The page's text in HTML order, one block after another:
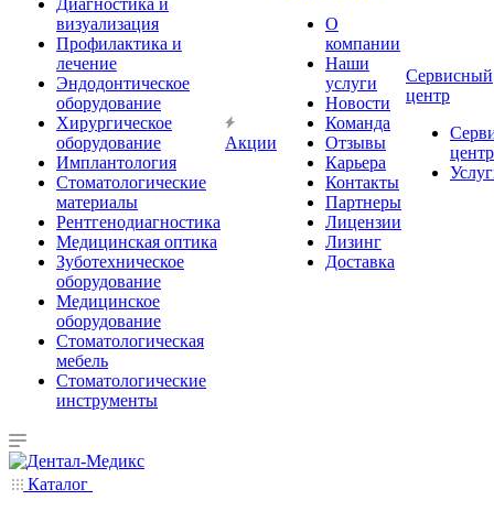
Диагностика и
визуализация
Профилактика и
лечение
Эндодонтическое
оборудование
Хирургическое
оборудование
Имплантология
Стоматологические
материалы
Рентгенодиагностика
Медицинская оптика
Зуботехническое
оборудование
Медицинское
оборудование
Стоматологическая
мебель
Стоматологические
инструменты
Акции
О
компании
Наши
услуги
Новости
Команда
Отзывы
Карьера
Контакты
Партнеры
Лицензии
Лизинг
Доставка
Сервисный
центр
центр
Каталог